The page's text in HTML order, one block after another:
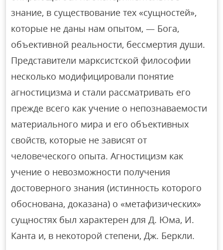
знание, в существование тех «сущностей»,
которые не даны нам опытом, — Бога,
объективной реальности, бессмертия души.
Представители марксистской философии
несколько модифицировали понятие
агностицизма и стали рассматривать его
прежде всего как учение о непознаваемости
материального мира и его объективных
свойств, которые не зависят от
человеческого опыта. Агностицизм как
учение о невозможности получения
достоверного знания (истинность которого
обоснована, доказана) о «метафизических»
сущностях был характерен для Д. Юма, И.
Канта и, в некоторой степени, Дж. Беркли.